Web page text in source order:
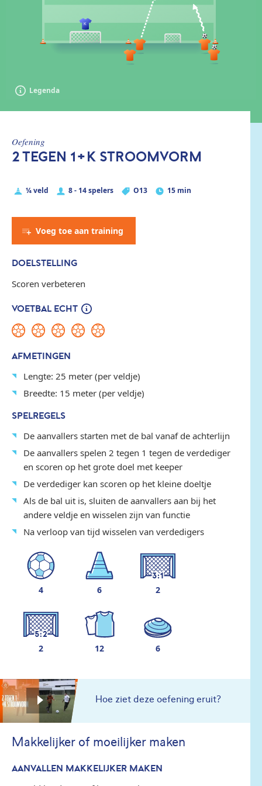
oefening
2 TEGEN 1+K STROOMVORM
¼ veld 8 - 14 spelers O13 15 min
Voeg toe aan training
DOELSTELLING
Scoren verbeteren
VOETBAL ECHT
AFMETINGEN
Lengte: 25 meter (per veldje)
Breedte: 15 meter (per veldje)
SPELREGELS
De aanvallers starten met de bal vanaf de achterlijn
De aanvallers spelen 2 tegen 1 tegen de verdediger
en scoren op het grote doel met keeper
De verdediger kan scoren op het kleine doeltje
Als de bal uit is, sluiten de aanvallers aan bij het
andere veldje en wisselen zijn van functie
Na verloop van tijd wisselen van verdedigers
4 6 2
2 12 6
Hoe ziet deze oefening eruit?
Makkelijker of moeilijker maken
AANVALLEN MAKKELIJKER MAKEN
Legenda